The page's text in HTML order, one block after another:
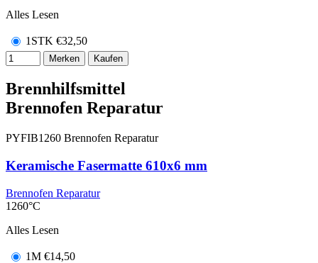
Alles Lesen
1STK €32,50
Merken Kaufen
Brennhilfsmittel
Brennofen Reparatur
PYFIB1260 Brennofen Reparatur
Keramische Fasermatte 610x6 mm
Brennofen Reparatur
1260°C
Alles Lesen
1M €14,50